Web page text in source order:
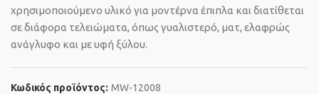
χρησιμοποιούμενο υλικό για μοντέρνα έπιπλα και διατίθεται
σε διάφορα τελειώματα, όπως γυαλιστερό, ματ, ελαφρώς
ανάγλυφο και με υφή ξύλου.
Κωδικός προϊόντος: MW-12008